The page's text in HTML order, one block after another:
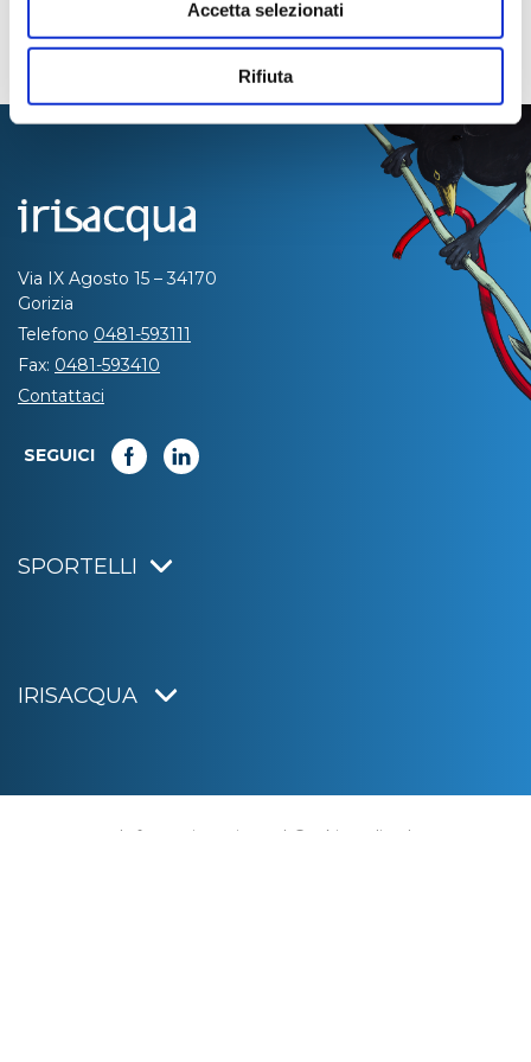
Accetta selezionati
Rifiuta
Via IX Agosto 15 – 34170
Gorizia
Telefono 0481-593111
Fax: 0481-593410
Contattaci
SEGUICI
SPORTELLI
IRISACQUA
Informativa privacy | Cookie policy
|